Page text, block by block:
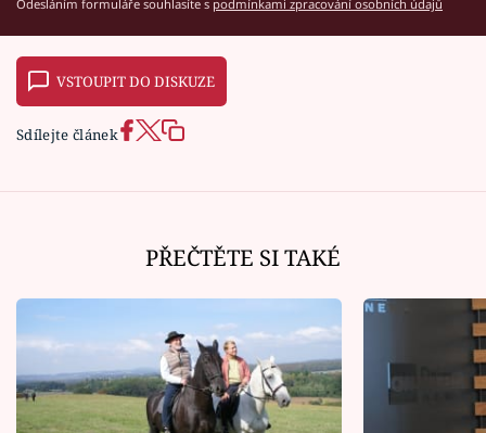
Odesláním formuláře souhlasíte s podmínkami zpracování osobních údajů
VSTOUPIT DO DISKUZE
Sdílejte článek
PŘEČTĚTE SI TAKÉ